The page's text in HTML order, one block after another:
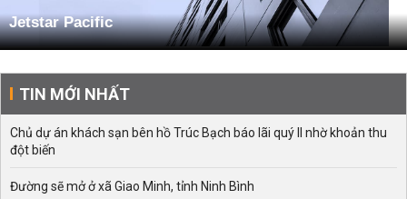
Jetstar Pacific
TIN MỚI NHẤT
Chủ dự án khách sạn bên hồ Trúc Bạch báo lãi quý II nhờ khoản thu
đột biến
Đường sẽ mở ở xã Giao Minh, tỉnh Ninh Bình